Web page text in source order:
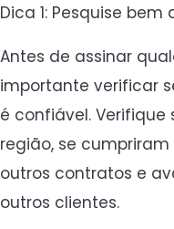
Dica 1: Pesquise
Antes de assinar
importante verificar
é confiável.
região, se
outros contratos e
outros clientes.